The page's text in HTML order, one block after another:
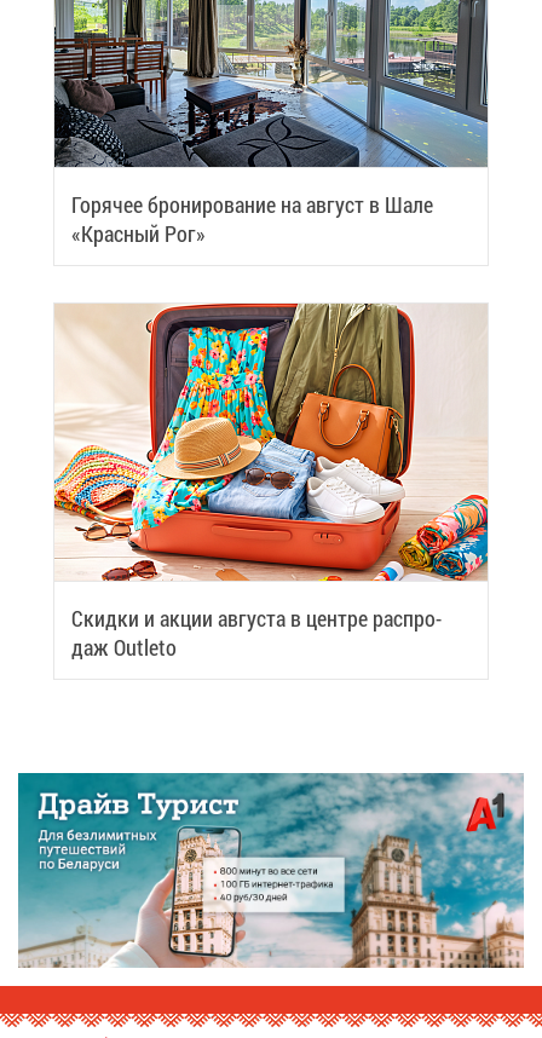
Го­ря­чее бро­ни­ро­ва­ние на ав­густ в Ша­ле
«Крас­ный Рог»
Скид­ки и ак­ции ав­гу­ста в цен­тре рас­про­
даж Outleto